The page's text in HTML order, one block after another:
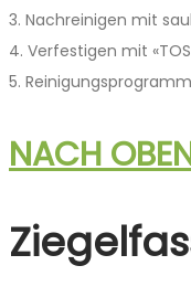
3. Nachreinigen mit
4. Verfestigen mit
5.
NACH